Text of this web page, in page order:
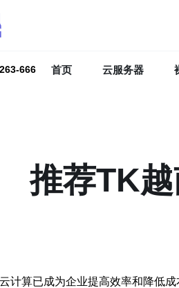
666 首页 云服务器
推荐TK
计算已成为企业提高效率和降低